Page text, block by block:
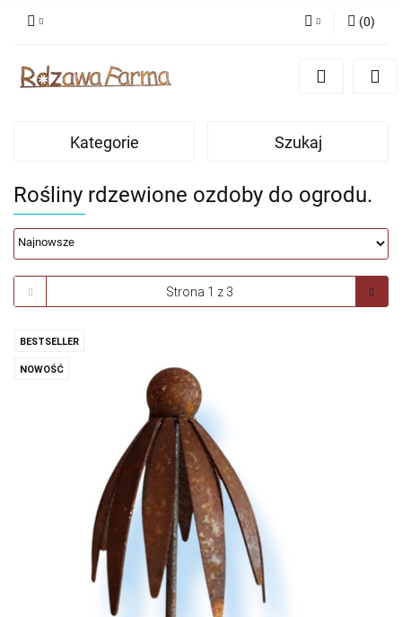
Zaloguj się
Zgody cookies
(0)
Kategorie Szukaj
Rośliny rdzewione ozdoby do ogrodu.
BESTSELLER
NOWOŚĆ